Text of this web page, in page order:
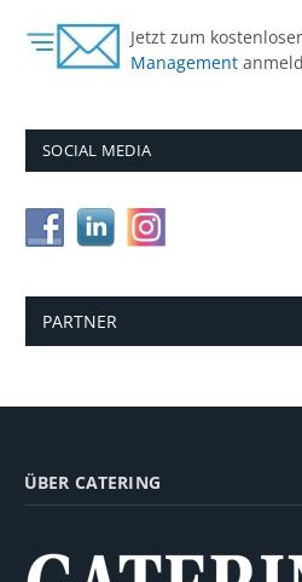
Jetzt zum
Management
SOCIAL MEDIA
PARTNER
ÜBER CATERING